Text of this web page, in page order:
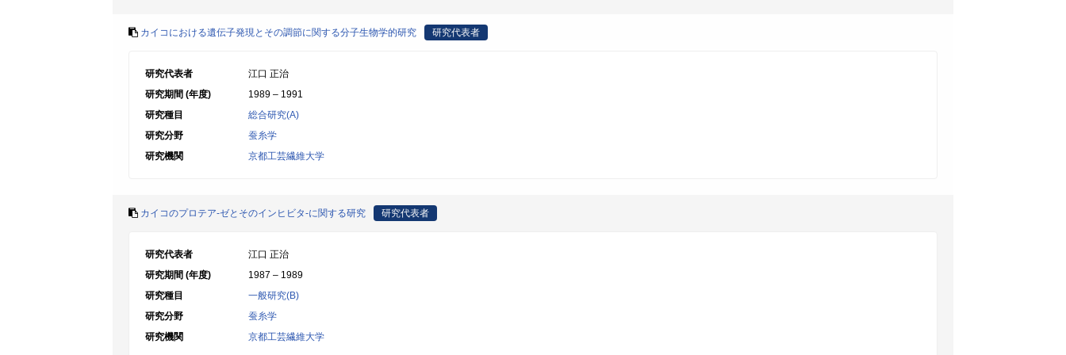
カイコにおける遺伝子発現とその調節に関する分子生物学的研究 研究代表者
研究代表者
江口 正治
研究期間 (年度)
1989 – 1991
研究種目
総合研究(A)
研究分野
蚕糸学
研究機関
京都工芸繊維大学
カイコのプロテア-ゼとそのインヒビタ-に関する研究 研究代表者
研究代表者
江口 正治
研究期間 (年度)
1987 – 1989
研究種目
一般研究(B)
研究分野
蚕糸学
研究機関
京都工芸繊維大学